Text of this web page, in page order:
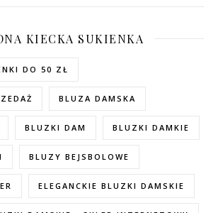
KIECKA SUKIENKA
DO 50 ZŁ
BLUZA DAMSKA
BLUZKI DAM BLUZKI DAMKIE
BLUZY BEJSBOLOWE
ELEGANCKIE BLUZKI DAMSKIE